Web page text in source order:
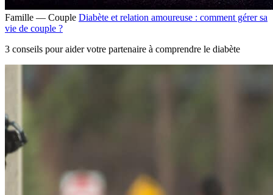
Famille — Couple Diabète et relation amoureuse : comment gérer sa
vie de couple ?
3 conseils pour aider votre partenaire à comprendre le diabète